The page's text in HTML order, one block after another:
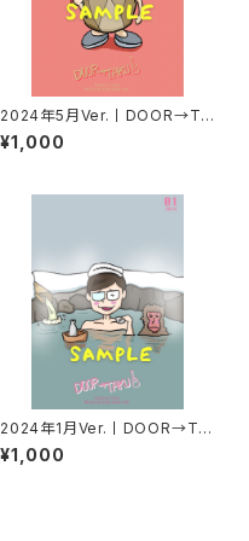
2024年5月Ver.丨DOOR→TA
KUポストカード
¥1,000
2024年1月Ver.丨DOOR→TA
KUポストカード
¥1,000